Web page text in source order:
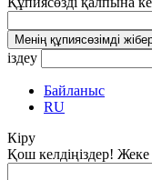
іздеу
Байланыс
RU
Кіру
Қош келдіңіздер! Жеке